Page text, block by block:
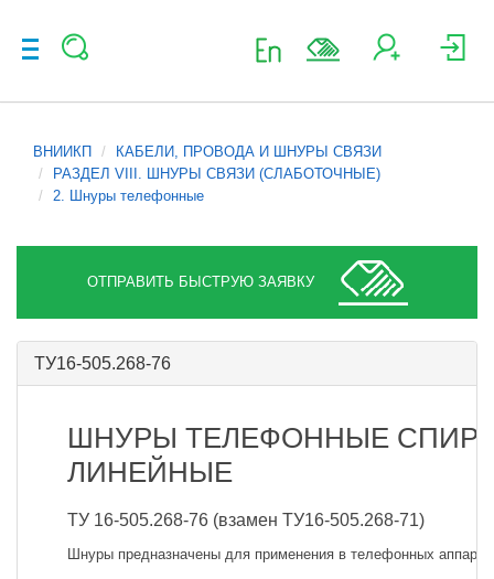
ВНИИКП
КАБЕЛИ, ПРОВОДА И ШНУРЫ СВЯЗИ
РАЗДЕЛ VIII. ШНУРЫ СВЯЗИ (СЛАБОТОЧНЫЕ)
2. Шнуры телефонные
ОТПРАВИТЬ БЫСТРУЮ ЗАЯВКУ
ТУ16-505.268-76
ШНУРЫ ТЕЛЕФОННЫЕ
ЛИНЕЙНЫЕ
ТУ 16-505.268-76 (взамен ТУ16-505.268-71)
Шнуры предназначены для применения в телефонных